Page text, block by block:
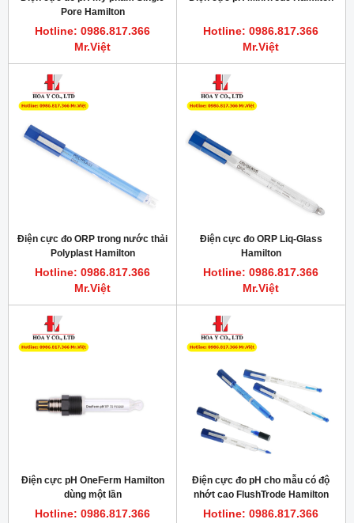
Pore Hamilton
Hotline: 0986.817.366
Mr.Việt
Hotline: 0986.817.366
Mr.Việt
Điện cực đo ORP trong nước thải
Polyplast Hamilton
Hotline: 0986.817.366
Mr.Việt
Điện cực đo ORP Liq-Glass
Hamilton
Hotline: 0986.817.366
Mr.Việt
Điện cực pH OneFerm Hamilton
dùng một lần
Hotline: 0986.817.366
Điện cực đo pH cho mẫu có độ
nhớt cao FlushTrode Hamilton
Hotline: 0986.817.366